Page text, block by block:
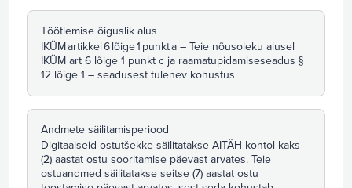
Töötlemise õiguslik alus
IKÜM artikkel 6 lõige 1 punkt a – Teie nõusoleku alusel
IKÜM art 6 lõige 1 punkt c ja raamatupidamiseseadus §
12 lõige 1 – seadusest tulenev kohustus
Andmete säilitamisperiood
Digitaalseid ostutšekke säilitatakse AITÄH kontol kaks
(2) aastat ostu sooritamise päevast arvates. Teie
ostuandmed säilitatakse seitse (7) aastat ostu